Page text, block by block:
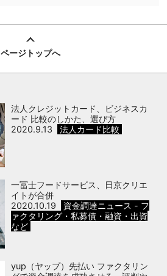
ページトップへ
法人クレジットカード、ビジネスカ
ード 比較のしかた、選び方
2020.9.13
法人カード比較
一冨士フードサービス、日京クリエ
イトが合併
2020.10.19
資金調達ニュース - フ
ァクタリング・私募債・融資・出資
など
yup（ヤップ）先払い ファクタリン